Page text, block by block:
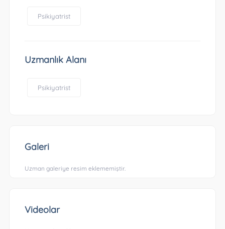
Psikiyatrist
Uzmanlık Alanı
Psikiyatrist
Galeri
Uzman galeriye resim eklememiştir.
Videolar